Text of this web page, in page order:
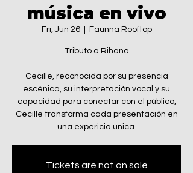
música en vivo
Fri, Jun 26
  |
Faunna Rooftop
Tributo a Rihana
Cecille, reconocida por su presencia
escénica, su interpretación vocal y su
capacidad para conectar con el público,
Cecille transforma cada presentación en
una expericia única.
Tickets are not on sale